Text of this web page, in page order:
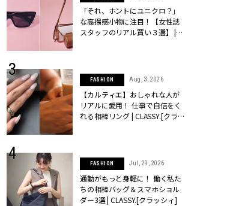
「それ、ホントにユニクロ？」
な高揚感小物に注目！【女性誌
スタッフのリアル買い３選】 |
FASHION Aug, 3, 2026
【カルティエ】おしゃれな人が
リアルに愛用！ 仕事で自信をく
れる相棒リング | CLASSY.[クラッ
FASHION Jul, 29, 2026
通勤がもっと身軽に！ 働く私た
ちの相棒バッグ＆スマホショル
ダー3選 | CLASSY.[クラッシィ]